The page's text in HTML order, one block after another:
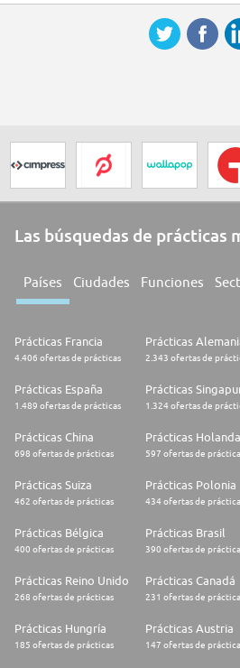
Las búsquedas de prácticas
Países Ciudades Funciones
Prácticas Francia
4.406 ofertas de prácticas
Prácticas
2.343 ofertas de
Prácticas España
1.489 ofertas de prácticas
Prácticas
1.324 ofertas de
Prácticas China
698 ofertas de prácticas
Prácticas Holanda
597 ofertas de
Prácticas Suiza
462 ofertas de prácticas
Prácticas Polonia
434 ofertas de
Prácticas Bélgica
400 ofertas de prácticas
Prácticas Brasil
390 ofertas de
Prácticas Reino Unido
268 ofertas de prácticas
Prácticas Canadá
231 ofertas de
Prácticas Hungría
185 ofertas de prácticas
Prácticas Austria
147 ofertas de